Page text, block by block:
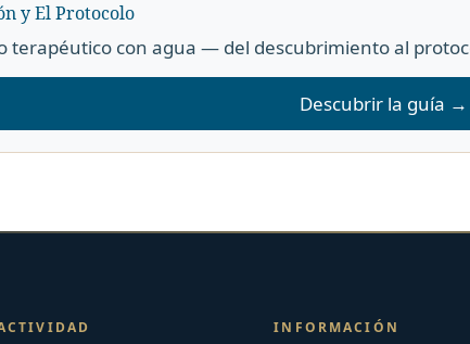
y El Protocolo
terapéutico con agua — del descubrimiento al
Descubrir la guía →
INFORMACIÓN